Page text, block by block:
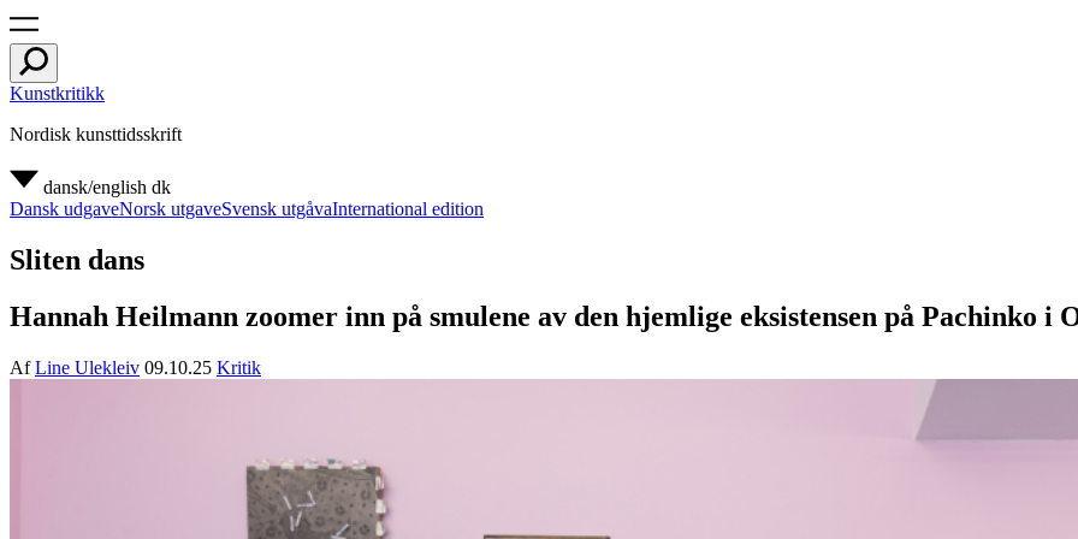
Kunstkritikk
Nordisk kunsttidsskrift
dansk/english dk
Dansk udgaveNorsk utgaveSvensk utgåvaInternational edition
Sliten dans
Hannah Heilmann zoomer inn på smulene av den hjemlige eksistensen på Pachinko i
AfLine Ulekleiv 09.10.25 Kritik